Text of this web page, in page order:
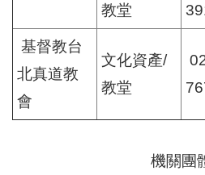
教堂
基督教台
北真道教
會
文化資產/
教堂
機關團